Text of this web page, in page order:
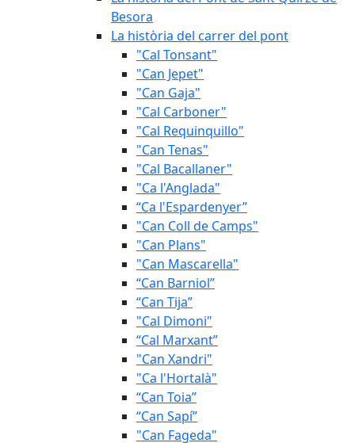
Besora
La història del carrer del pont
"Cal Tonsant"
"Can Jepet"
"Can Gaja"
"Cal Carboner"
"Cal Requinquillo"
"Can Tenas"
"Cal Bacallaner"
"Ca l'Anglada"
“Ca l'Espardenyer”
"Can Coll de Camps"
"Can Plans"
"Can Mascarella"
“Can Barniol”
“Can Tija”
"Cal Dimoni"
“Cal Marxant”
"Can Xandri"
"Ca l'Hortalà"
“Can Toia”
“Can Sapí”
"Can Fageda"